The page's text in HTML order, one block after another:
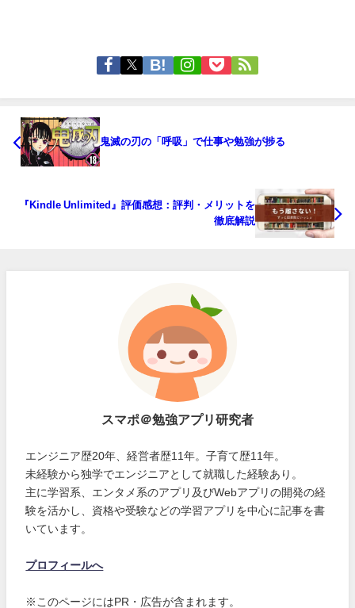
鬼滅の刃の「呼吸」で仕事や勉強が捗る
『Kindle Unlimited』評価感想：評判・メリットを
徹底解説
スマポ＠勉強アプリ研究者
エンジニア歴20年、経営者歴11年。子育て歴11年。
未経験から独学でエンジニアとして就職した経験あり。
主に学習系、エンタメ系のアプリ及びWebアプリの開発の経
験を活かし、資格や受験などの学習アプリを中心に記事を書
いています。
プロフィールへ
※このページにはPR・広告が含まれます。